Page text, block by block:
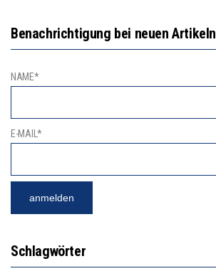
Benachrichtigung bei neuen Artikeln
NAME*
E-MAIL*
Schlagwörter